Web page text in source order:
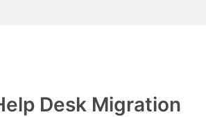
Desk Migration